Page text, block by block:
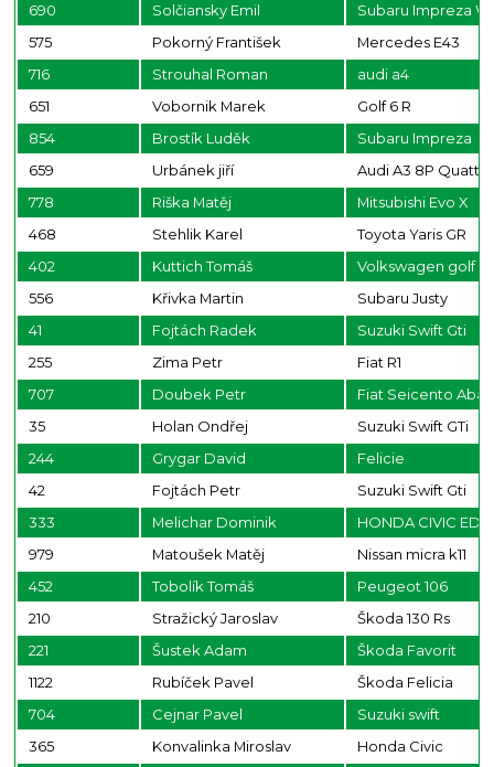
690
Solčiansky Emil
Subaru Impreza
575
Pokorný František
Mercedes E43
716
Strouhal Roman
audi a4
651
Vobornik Marek
Golf 6 R
854
Brostík Luděk
Subaru Impreza
659
Urbánek jiří
Audi A3 8P
778
Riška Matěj
Mitsubishi Evo X
468
Stehlik Karel
Toyota Yaris GR
402
Kuttich Tomáš
Volkswagen golf 5
556
Křivka Martin
Subaru Justy
41
Fojtách Radek
Suzuki Swift Gti
255
Zima Petr
Fiat R1
707
Doubek Petr
Fiat Seicento
35
Holan Ondřej
Suzuki Swift GTi
244
Grygar David
Felicie
42
Fojtách Petr
Suzuki Swift Gti
333
Melichar Dominik
HONDA CIVIC ED
979
Matoušek Matěj
Nissan micra k11
452
Tobolík Tomáš
Peugeot 106
210
Stražický Jaroslav
Škoda 130 Rs
221
Šustek Adam
Škoda Favorit
1122
Rubíček Pavel
Škoda Felicia
704
Cejnar Pavel
Suzuki swift
365
Konvalinka Miroslav
Honda Civic